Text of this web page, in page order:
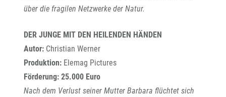
über die fragilen Netzwerke der Natur.
DER JUNGE MIT DEN HEILENDEN HÄNDEN
Autor: Christian Werner
Produktion: Elemag Pictures
Förderung: 25.000 Euro
Nach dem Verlust seiner Mutter Barbara flüchtet sich